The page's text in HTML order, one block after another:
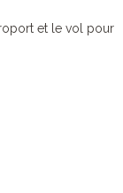
et le vol pour